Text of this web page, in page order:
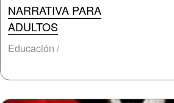
NARRATIVA PARA
ADULTOS
Educación /